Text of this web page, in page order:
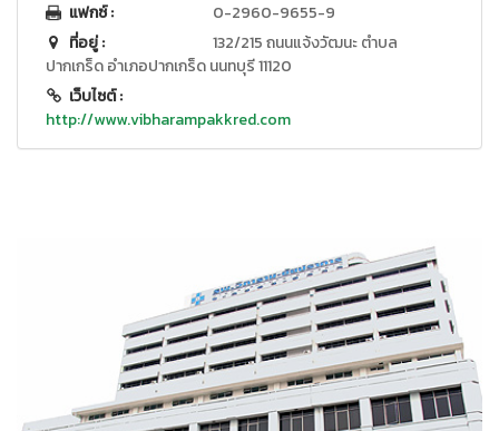
แฟกซ์ :
0-2960-9655-9
ที่อยู่ :
132/215 ถนนแจ้งวัฒนะ ตำบล
ปากเกร็ด อำเภอปากเกร็ด นนทบุรี 11120
เว็บไซต์ :
http://www.vibharampakkred.com